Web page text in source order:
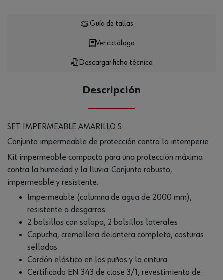
Descargar ficha técnica
Ver catálogo
Guía de tallas
Descripción
SET IMPERMEABLE AMARILLO S
Conjunto impermeable de protección contra la intemperie
Kit impermeable compacto para una protección máxima
contra la humedad y la lluvia. Conjunto robusto,
impermeable y resistente.
Impermeable (columna de agua de 2000 mm),
resistente a desgarros
2 bolsillos con solapa, 2 bolsillos laterales
Capucha, cremallera delantera completa, costuras
selladas
Cordón elástico en los puños y la cintura
Certificado EN 343 de clase 3/1, revestimiento de